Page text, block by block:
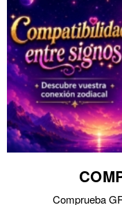
Comprueba